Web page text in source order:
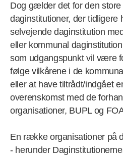
Dog gælder det for den
daginstitutioner, der
selvejende daginstitution
eller kommunal
som udgangspunkt vil være
følge vilkårene i de
eller at have tiltrådt/indgået
overenskomst med de
organisationer, BUPL og
En række organisationer på
- herunder